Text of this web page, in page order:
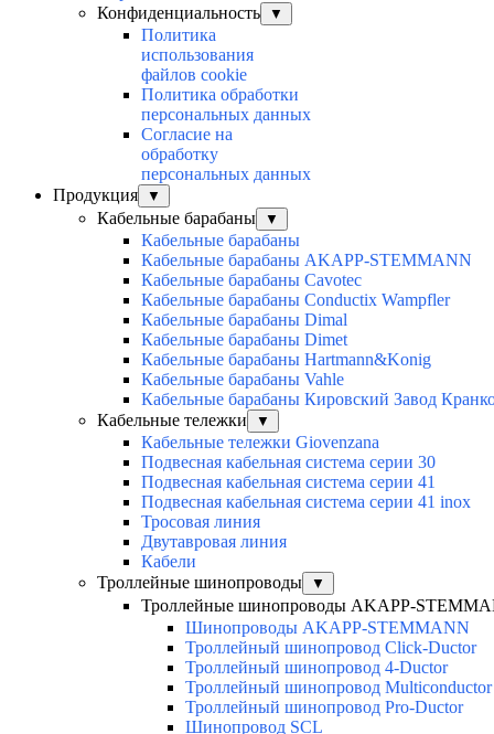
Конфиденциальность
▼
Политика
использования
файлов cookie
Политика обработки
персональных данных
Согласие на
обработку
персональных данных
Продукция
▼
Кабельные барабаны ▼
Кабельные барабаны
Кабельные барабаны AKAPP-STEMMANN
Кабельные барабаны Cavotec
Кабельные барабаны Conductix Wampfler
Кабельные барабаны Dimal
Кабельные барабаны Dimet
Кабельные барабаны Hartmann&Konig
Кабельные барабаны Vahle
Кабельные барабаны Кировский Завод
Кабельные тележки
▼
Кабельные тележки Giovenzana
Подвесная кабельная система серии 30
Подвесная кабельная система серии 41
Подвесная кабельная система серии 41 inox
Тросовая линия
Двутавровая линия
Кабели
Троллейные шинопроводы
▼
Троллейные шинопроводы AKAPP-
Шинопроводы AKAPP-STEMMANN
Троллейный шинопровод Click-Ductor
Троллейный шинопровод 4-Ductor
Троллейный шинопровод Multiconductor
Троллейный шинопровод Pro-Ductor
Шинопровод SCL